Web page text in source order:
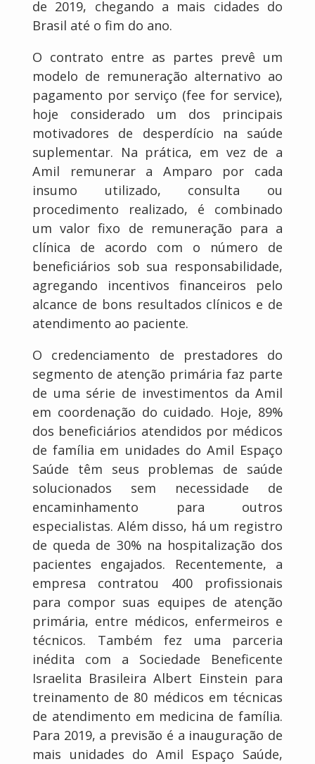
de 2019, chegando a mais cidades do
Brasil até o fim do ano.
O contrato entre as partes prevê um
modelo de remuneração alternativo ao
pagamento por serviço (fee for service),
hoje considerado um dos principais
motivadores de desperdício na saúde
suplementar. Na prática, em vez de a
Amil remunerar a Amparo por cada
insumo utilizado, consulta ou
procedimento realizado, é combinado
um valor fixo de remuneração para a
clínica de acordo com o número de
beneficiários sob sua responsabilidade,
agregando incentivos financeiros pelo
alcance de bons resultados clínicos e de
atendimento ao paciente.
O credenciamento de prestadores do
segmento de atenção primária faz parte
de uma série de investimentos da Amil
em coordenação do cuidado. Hoje, 89%
dos beneficiários atendidos por médicos
de família em unidades do Amil Espaço
Saúde têm seus problemas de saúde
solucionados sem necessidade de
encaminhamento para outros
especialistas. Além disso, há um registro
de queda de 30% na hospitalização dos
pacientes engajados. Recentemente, a
empresa contratou 400 profissionais
para compor suas equipes de atenção
primária, entre médicos, enfermeiros e
técnicos. Também fez uma parceria
inédita com a Sociedade Beneficente
Israelita Brasileira Albert Einstein para
treinamento de 80 médicos em técnicas
de atendimento em medicina de família.
Para 2019, a previsão é a inauguração de
mais unidades do Amil Espaço Saúde,